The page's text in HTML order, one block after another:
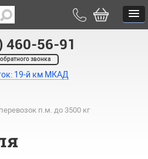
460-56-91
звонка
19-й км МКАД
п.м. до 3500 кг